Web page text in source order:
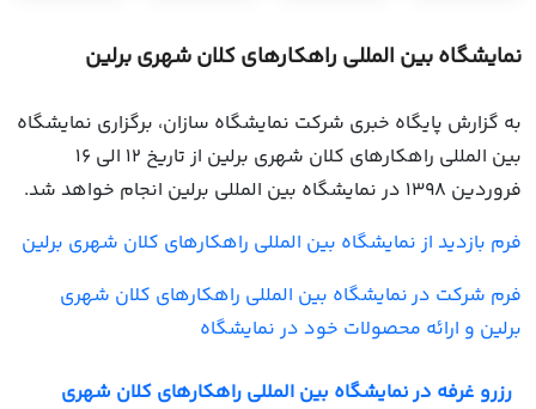
نمایشگاه بین المللی راهکارهای کلان شهری برلین
به گزارش پایگاه خبری شرکت نمایشگاه سازان، برگزاری نمایشگاه
بین المللی راهکارهای کلان شهری برلین از تاریخ 12 الی 16
فروردین 1398 در نمایشگاه بین المللی برلین انجام خواهد شد.
فرم بازدید از نمایشگاه بین المللی راهکارهای کلان شهری برلین
فرم شرکت درنمایشگاه بین المللی راهکارهای کلان شهری
برلین و ارائه محصولات خود در نمایشگاه
رزرو غرفه در نمایشگاه بین المللی راهکارهای کلان شهری